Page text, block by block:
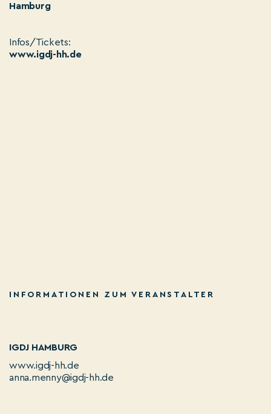
Hamburg
Infos/Tickets:
www.igdj-hh.de
INFORMATIONEN ZUM VERANSTALTER
IGDJ HAMBURG
www.igdj-hh.de
anna.menny@igdj-hh.de